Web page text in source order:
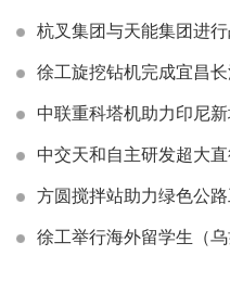
杭叉集团与天能集团进
徐工旋挖钻机完成宜昌
中联重科塔机助力印尼
中交天和自主研发超大
方圆搅拌站助力绿色公
徐工举行海外留学生（